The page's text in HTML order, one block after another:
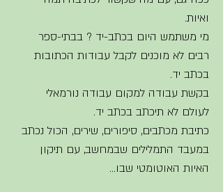
ואיות.
מי משתמש היום בכתב-יד ? בבתי-ספר
רבים לא מוכנים לקבל עבודות הכתובות
בכתב יד.
בקשת עבודה למקום עבודה נורמאלי
לעולם לא תיכתב בכתב יד.
כתיבת מכתבים, סיפורים, שירים, הכול נכתב
במעבד התמלילים שבמחשב, עם תיקון
האיות האוטומטי שבו...